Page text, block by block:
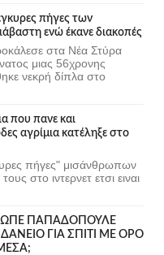
πήγες των
ενώ έκανε διακοπές
στα Νέα Στύρα
μιας 56χρονης
νεκρή δίπλα στο
που πανε και
αγρίμια κατέληξε στο
πήγες" μισάνθρωπων
στο ιντερνετ ετσι ειναι
ΠΑΠΑΔΟΠΟΥΛΕ
ΓΙΑ ΣΠΙΤΙ ΜΕ ΟΡΟ